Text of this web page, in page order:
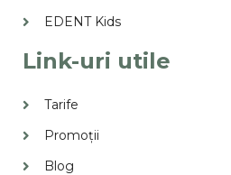
EDENT Kids
Link-uri utile
Tarife
Promoții
Blog